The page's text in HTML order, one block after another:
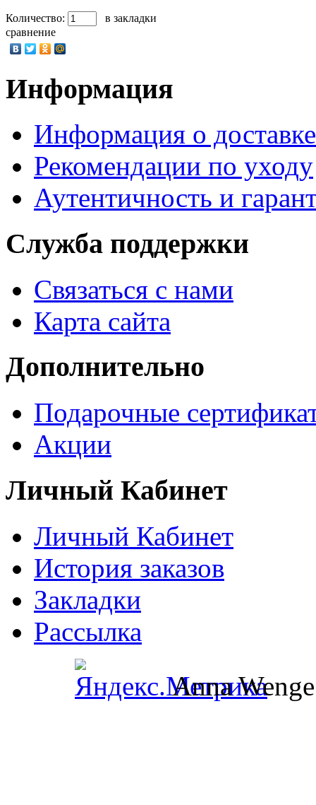
Количество:
в закладки
сравнение
Информация
Информация о доставке
Рекомендации по уходу
Аутентичность и
Служба поддержки
Связаться с нами
Карта сайта
Дополнительно
Подарочные
Акции
Личный Кабинет
Личный Кабинет
История заказов
Закладки
Рассылка
Anna